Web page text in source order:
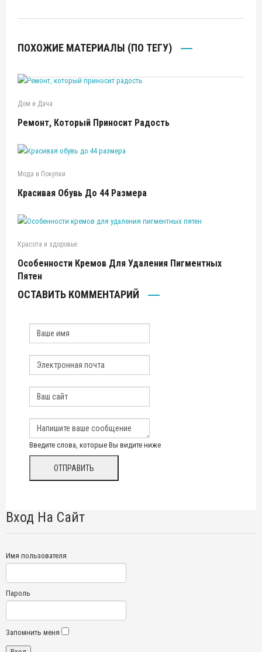
ПОХОЖИЕ МАТЕРИАЛЫ (ПО ТЕГУ)
Дом и Дача
Ремонт, Который Приносит Радость
Мода и Покупки
Красивая Обувь До 44 Размера
Красота и здоровье
Особенности Кремов Для Удаления Пигментных
Пятен
ОСТАВИТЬ КОММЕНТАРИЙ
Введите слова, которые Вы видите ниже
Вход На Сайт
Имя пользователя
Пароль
Запомнить меня